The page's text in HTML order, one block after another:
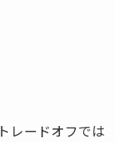
レードオフでは